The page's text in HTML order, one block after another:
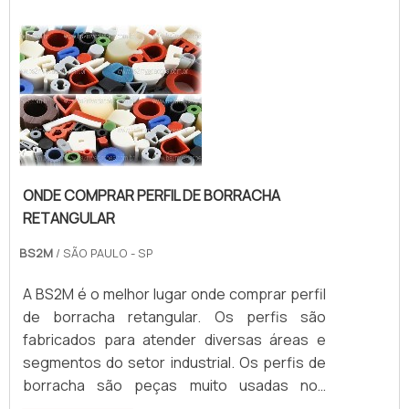
técnicas próprias para atender as mais
diversas necessidades de mercado. Existem
vários tipos de Borracha no ...
ONDE COMPRAR PERFIL DE BORRACHA
RETANGULAR
BS2M / SÃO PAULO - SP
A BS2M é o melhor lugar onde comprar perfil
de borracha retangular. Os perfis são
fabricados para atender diversas áreas e
segmentos do setor industrial. Os perfis de
borracha são peças muito usadas nos